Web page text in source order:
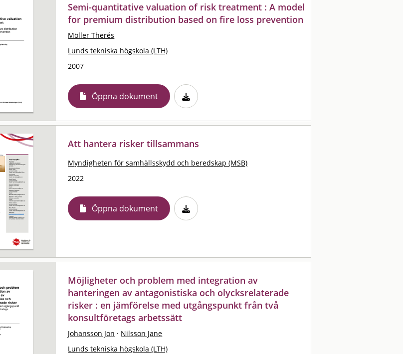
Semi-quantitative valuation of risk treatment : A model
for premium distribution based on fire loss prevention
Möller Therés
Lunds tekniska högskola (LTH)
2007
Öppna dokument
Att hantera risker tillsammans
Myndigheten för samhällsskydd och beredskap (MSB)
2022
Öppna dokument
Möjligheter och problem med integration av
hanteringen av antagonistiska och olycksrelaterade
risker : en jämförelse med utgångspunkt från två
konsultföretags arbetssätt
Johansson Jon · Nilsson Jane
Lunds tekniska högskola (LTH)